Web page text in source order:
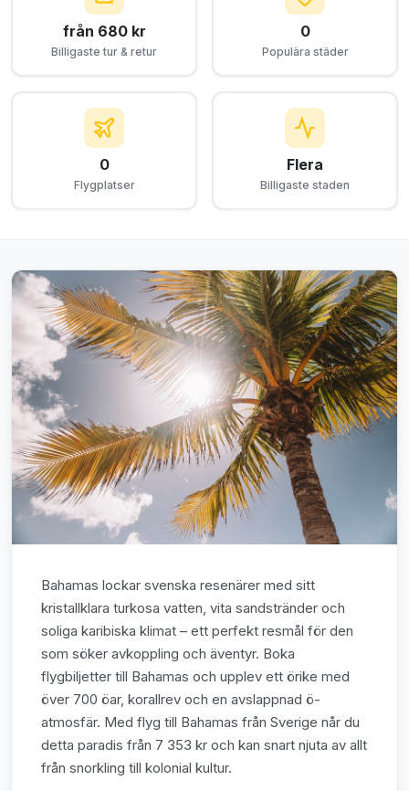
från 680 kr
Billigaste tur & retur
0
Populära städer
0
Flygplatser
Flera
Billigaste staden
Bahamas lockar svenska resenärer med sitt
kristallklara turkosa vatten, vita sandstränder och
soliga karibiska klimat – ett perfekt resmål för den
som söker avkoppling och äventyr. Boka
flygbiljetter till Bahamas och upplev ett örike med
över 700 öar, korallrev och en avslappnad ö-
atmosfär. Med flyg till Bahamas från Sverige når du
detta paradis från 7 353 kr och kan snart njuta av allt
från snorkling till kolonial kultur.